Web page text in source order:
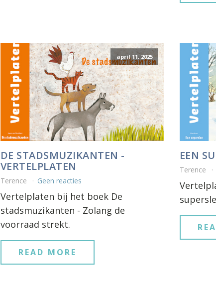
april 11, 2025
DE STADSMUZIKANTEN -
VERTELPLATEN
Terence Geen reacties
Vertelplaten bij het boek De
stadsmuzikanten - Zolang de
voorraad strekt.
READ MORE
EEN
Terence